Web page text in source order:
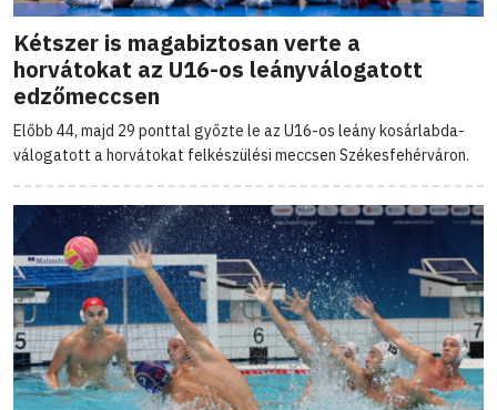
Kétszer is magabiztosan verte a
horvátokat az U16-os leányválogatott
edzőmeccsen
Előbb 44, majd 29 ponttal győzte le az U16-os leány kosárlabda-
válogatott a horvátokat felkészülési meccsen Székesfehérváron.